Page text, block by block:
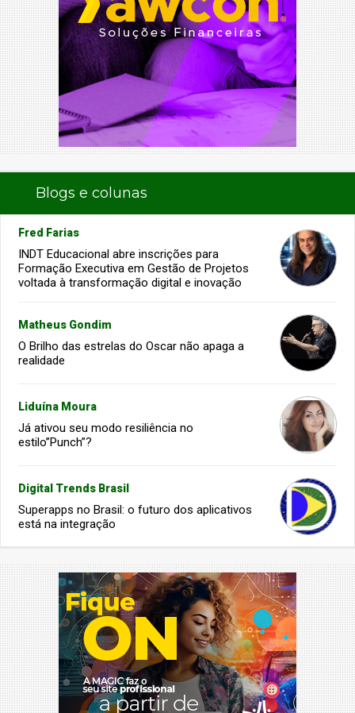
Blogs e colunas
Fred Farias
INDT Educacional abre inscrições para
Formação Executiva em Gestão de Projetos
voltada à transformação digital e inovação
Matheus Gondim
O Brilho das estrelas do Oscar não apaga a
realidade
Liduína Moura
Já ativou seu modo resiliência no
estilo”Punch”?
Digital Trends Brasil
Superapps no Brasil: o futuro dos aplicativos
está na integração